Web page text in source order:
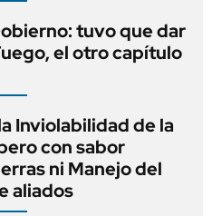
tuvo que dar
el otro capítulo
Inviolabilidad de la
con sabor
ni Manejo del
aliados